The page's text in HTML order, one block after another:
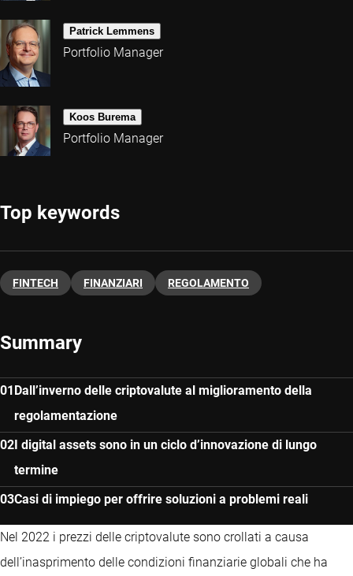
Patrick Lemmens
Portfolio Manager
Koos Burema
Portfolio Manager
Top keywords
FINTECH FINANZIARI REGOLAMENTO
Summary
Dall’inverno delle criptovalute al miglioramento della
regolamentazione
I digital assets sono in un ciclo d’innovazione di lungo
termine
Casi di impiego per offrire soluzioni a problemi reali
Nel 2022 i prezzi delle criptovalute sono crollati a causa
dell’inasprimento delle condizioni finanziarie globali che ha